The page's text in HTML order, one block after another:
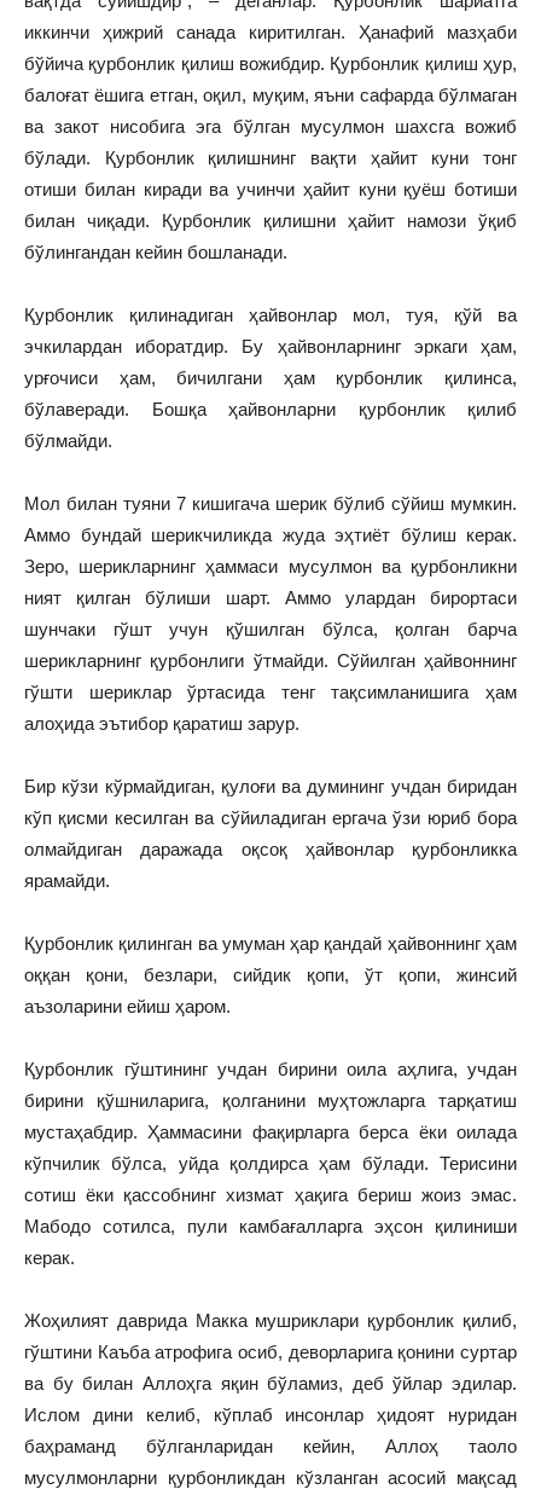
иккинчи ҳижрий санада киритилган. Ҳанафий мазҳаби
бўйича қурбонлик қилиш вожибдир. Қурбонлик қилиш ҳур,
балоғат ёшига етган, оқил, муқим, яъни сафарда бўлмаган
ва закот нисобига эга бўлган мусулмон шахсга вожиб
бўлади. Қурбонлик қилишнинг вақти ҳайит куни тонг
отиши билан киради ва учинчи ҳайит куни қуёш ботиши
билан чиқади. Қурбонлик қилишни ҳайит намози ўқиб
бўлингандан кейин бошланади.
Қурбонлик қилинадиган ҳайвонлар мол, туя, қўй ва
эчкилардан иборатдир. Бу ҳайвонларнинг эркаги ҳам,
урғочиси ҳам, бичилгани ҳам қурбонлик қилинса,
бўлаверади. Бошқа ҳайвонларни қурбонлик қилиб
бўлмайди.
Мол билан туяни 7 кишигача шерик бўлиб сўйиш мумкин.
Аммо бундай шерикчиликда жуда эҳтиёт бўлиш керак.
Зеро, шерикларнинг ҳаммаси мусулмон ва қурбонликни
ният қилган бўлиши шарт. Аммо улардан бирортаси
шунчаки гўшт учун қўшилган бўлса, қолган барча
шерикларнинг қурбонлиги ўтмайди. Сўйилган ҳайвоннинг
гўшти шериклар ўртасида тенг тақсимланишига ҳам
алоҳида эътибор қаратиш зарур.
Бир кўзи кўрмайдиган, қулоғи ва думининг учдан биридан
кўп қисми кесилган ва сўйиладиган ергача ўзи юриб бора
олмайдиган даражада оқсоқ ҳайвонлар қурбонликка
ярамайди.
Қурбонлик қилинган ва умуман ҳар қандай ҳайвоннинг ҳам
оққан қони, безлари, сийдик қопи, ўт қопи, жинсий
аъзоларини ейиш ҳаром.
Қурбонлик гўштининг учдан бирини оила аҳлига, учдан
бирини қўшниларига, қолганини муҳтожларга тарқатиш
мустаҳабдир. Ҳаммасини фақирларга берса ёки оилада
кўпчилик бўлса, уйда қолдирса ҳам бўлади. Терисини
сотиш ёки қассобнинг хизмат ҳақига бериш жоиз эмас.
Мабодо сотилса, пули камбағалларга эҳсон қилиниши
керак.
Жоҳилият даврида Макка мушриклари қурбонлик қилиб,
гўштини Каъба атрофига осиб, деворларига қонини суртар
ва бу билан Аллоҳга яқин бўламиз, деб ўйлар эдилар.
Ислом дини келиб, кўплаб инсонлар ҳидоят нуридан
баҳраманд бўлганларидан кейин, Аллоҳ таоло
мусулмонларни қурбонликдан кўзланган асосий мақсад